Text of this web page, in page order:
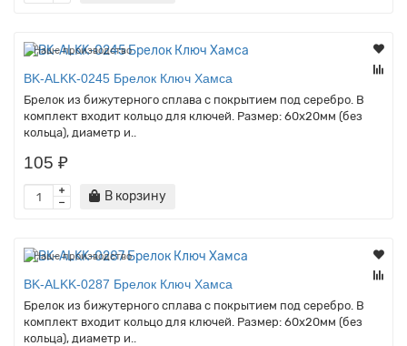
Наше производство
BK-ALKK-0245 Брелок Ключ Хамса
Брелок из бижутерного сплава с покрытием под серебро. В
комплект входит кольцо для ключей. Размер: 60х20мм (без
кольца), диаметр и..
105 ₽
В корзину
Наше производство
BK-ALKK-0287 Брелок Ключ Хамса
Брелок из бижутерного сплава с покрытием под серебро. В
комплект входит кольцо для ключей. Размер: 60х20мм (без
кольца), диаметр и..